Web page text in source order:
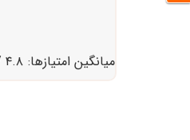
میانگین امتیازها: ۴.۸ /